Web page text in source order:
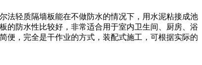
法轻质隔墙板能在不做防水的情况下，用水泥粘接成池
的防水性比较好，非常适合用于室内卫生间、厨房、浴
便，完全是干作业的方式，装配式施工，可根据实际的